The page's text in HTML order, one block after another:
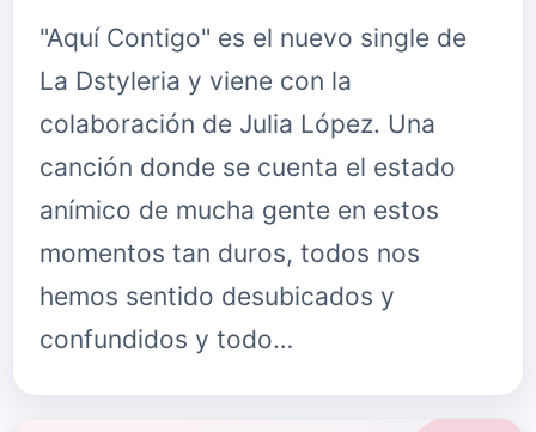
"Aquí Contigo" es el nuevo single de
La Dstyleria y viene con la
colaboración de Julia López. Una
canción donde se cuenta el estado
anímico de mucha gente en estos
momentos tan duros, todos nos
hemos sentido desubicados y
confundidos y todo…